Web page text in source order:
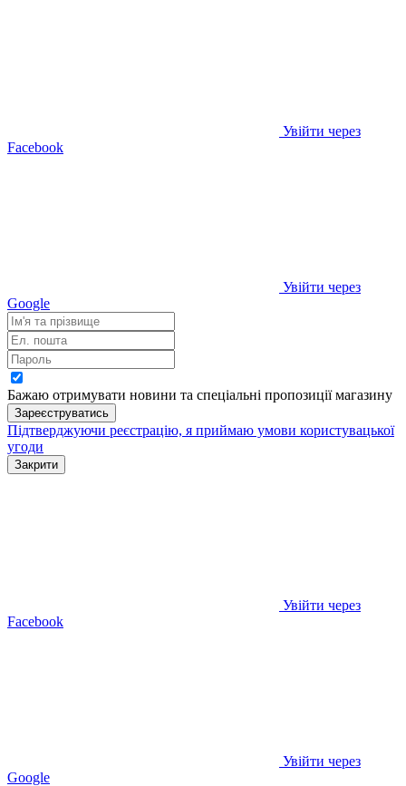
Увійти через
Facebook
Увійти через
Google
Бажаю отримувати новини та спеціальні пропозиціїмагазину
Зареєструватись
Підтверджуючи реєстрацію, я приймаю умови користувацької
угоди
Закрити
Увійти через
Facebook
Увійти через
Google